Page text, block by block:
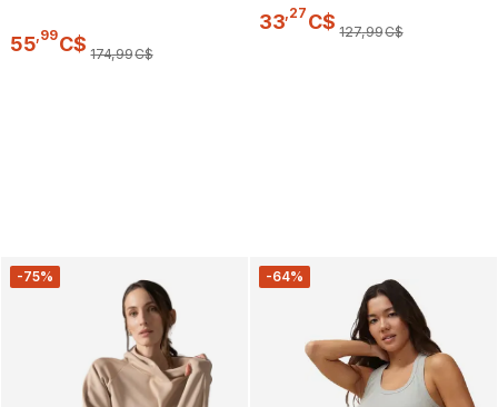
55 99C$ 174,99C$
33 27 C$ 127,99C$
-75% -64%